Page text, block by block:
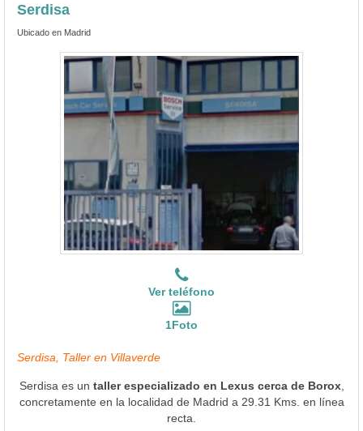
Serdisa
Ubicado en Madrid
Ver teléfono
1Foto
Serdisa, Taller en Villaverde
Serdisa es un taller especializado en Lexus cerca de Borox,
concretamente en la localidad de Madrid a 29.31 Kms. en línea
recta.